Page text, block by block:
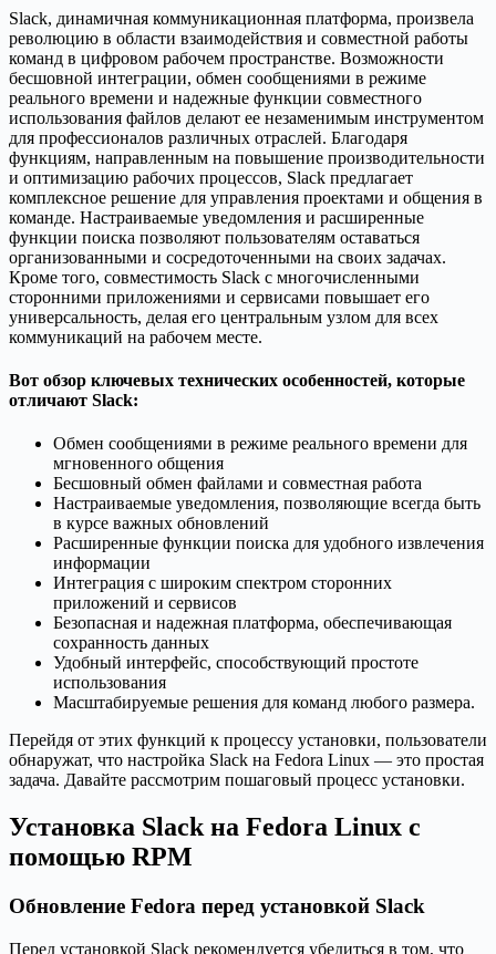
Slack, динамичная коммуникационная платформа, произвела
революцию в области взаимодействия и совместной работы
команд в цифровом рабочем пространстве. Возможности
бесшовной интеграции, обмен сообщениями в режиме
реального времени и надежные функции совместного
использования файлов делают ее незаменимым инструментом
для профессионалов различных отраслей. Благодаря
функциям, направленным на повышение производительности
и оптимизацию рабочих процессов, Slack предлагает
комплексное решение для управления проектами и общения в
команде. Настраиваемые уведомления и расширенные
функции поиска позволяют пользователям оставаться
организованными и сосредоточенными на своих задачах.
Кроме того, совместимость Slack с многочисленными
сторонними приложениями и сервисами повышает его
универсальность, делая его центральным узлом для всех
коммуникаций на рабочем месте.
Вот обзор ключевых технических особенностей, которые
отличают Slack:
Обмен сообщениями в режиме реального времени для
мгновенного общения
Бесшовный обмен файлами и совместная работа
Настраиваемые уведомления, позволяющие всегда быть
в курсе важных обновлений
Расширенные функции поиска для удобного извлечения
информации
Интеграция с широким спектром сторонних
приложений и сервисов
Безопасная и надежная платформа, обеспечивающая
сохранность данных
Удобный интерфейс, способствующий простоте
использования
Масштабируемые решения для команд любого размера.
Перейдя от этих функций к процессу установки, пользователи
обнаружат, что настройка Slack на Fedora Linux — это простая
задача. Давайте рассмотрим пошаговый процесс установки.
Установка Slack на Fedora Linux с
помощью RPM
Обновление Fedora перед установкой Slack
Перед установкой Slack рекомендуется убедиться в том, что